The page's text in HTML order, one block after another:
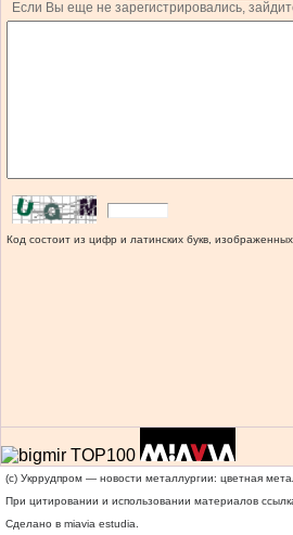
Если Вы еще не зарегистрировались,
Код состоит из цифр и латинских букв,
(c) Укррудпром — новости металлургии: цветная
При цитировании и использовании материалов
Сделано в miavia estudia.